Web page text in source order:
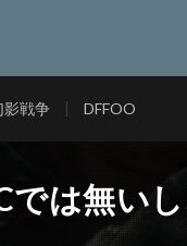
影戦争 DFFOO
では無い